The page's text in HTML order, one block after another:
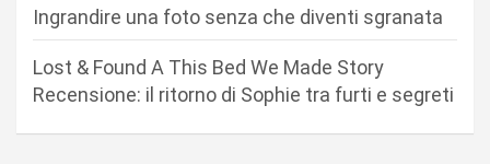
i
Ingrandire una foto senza che diventi sgranata
Lost & Found A This Bed We Made Story
Recensione: il ritorno di Sophie tra furti e segreti